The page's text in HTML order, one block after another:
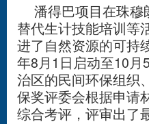
潘得巴项目在珠穆
替代生计技能培训等
进了自然资源的可持
年8月1日启动至10
治区的民间环保组织
保奖评委会根据申请
综合考评，评审出了